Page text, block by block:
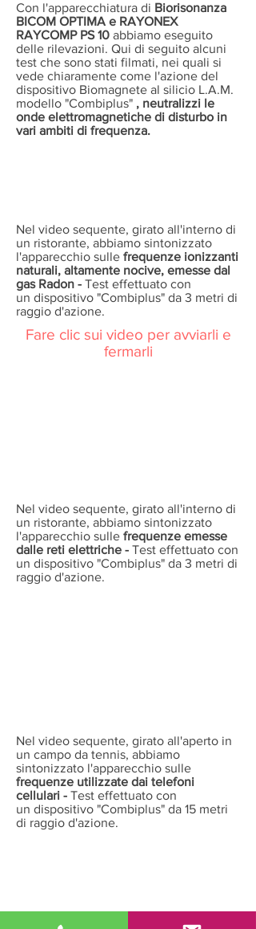
Con l'apparecchiatura di Biorisonanza
BICOM OPTIMA e RAYONEX
RAYCOMP PS 10 abbiamo eseguito
delle rilevazioni. Qui di seguito alcuni
test che sono stati filmati, nei quali si
vede chiaramente come l'azione del
dispositivo Biomagnete al silicio L.A.M.
modello "Combiplus" , neutralizzi le
onde elettromagnetiche di disturbo in
vari ambiti di frequenza.
Nel video sequente, girato all'interno di
un ristorante, abbiamo sintonizzato
l'apparecchio sulle frequenze ionizzanti
naturali, altamente nocive, emesse dal
gas Radon - Test effettuato con
un dispositivo "Combiplus" da 3 metri di
raggio d'azione.
Fare clic sui video per avviarli e
fermarli
Nel video sequente, girato all'interno di
un ristorante, abbiamo sintonizzato
l'apparecchio sulle frequenze emesse
dalle reti elettriche - Test effettuato con
un dispositivo "Combiplus" da 3 metri di
raggio d'azione.
Nel video sequente, girato all'aperto in
un campo da tennis, abbiamo
sintonizzato l'apparecchio sulle
frequenze utilizzate dai telefoni
cellulari - Test effettuato con
un dispositivo "Combiplus" da 15 metri
di raggio d'azione.